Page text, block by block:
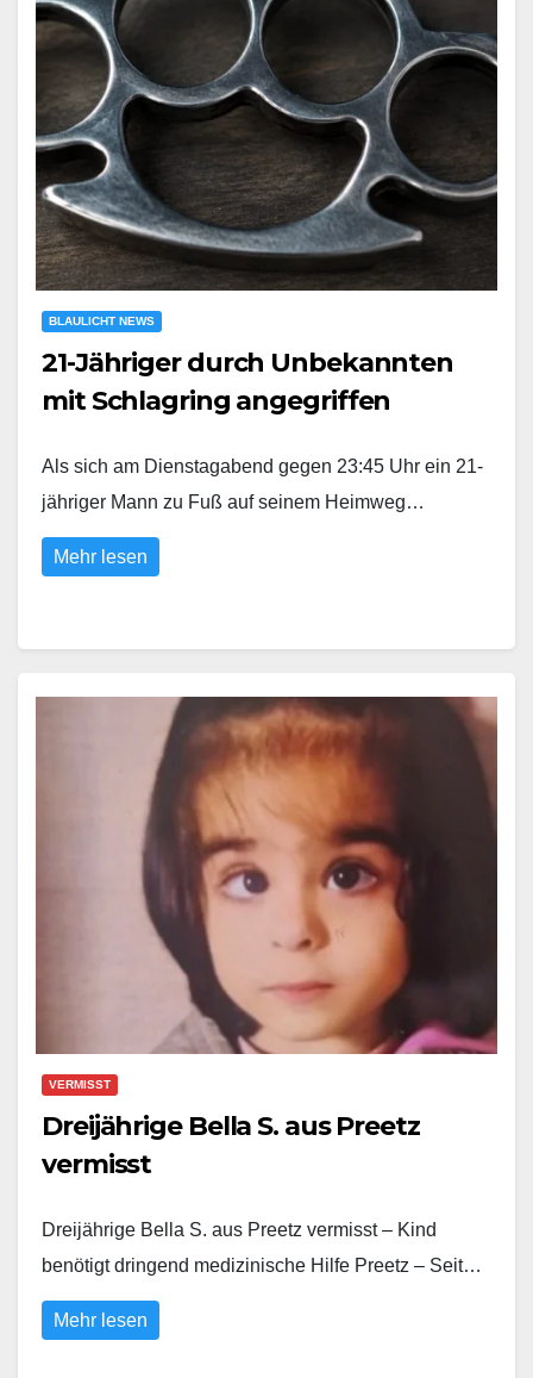
BLAULICHT NEWS
21-Jähriger durch Unbekannten
mit Schlagring angegriffen
Als sich am Dienstagabend gegen 23:45 Uhr ein 21-
jähriger Mann zu Fuß auf seinem Heimweg…
Mehr lesen
VERMISST
Dreijährige Bella S. aus Preetz
vermisst
Dreijährige Bella S. aus Preetz vermisst – Kind
benötigt dringend medizinische Hilfe Preetz – Seit…
Mehr lesen